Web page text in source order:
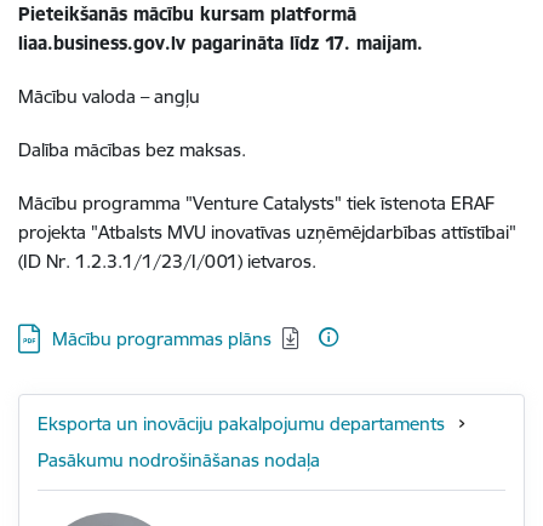
Pieteikšanās mācību kursam platformā
liaa.business.gov.lv pagarināta līdz 17. maijam.
Mācību valoda – angļu
Dalība mācības bez maksas.
Mācību programma "Venture Catalysts" tiek īstenota ERAF
projekta "Atbalsts MVU inovatīvas uzņēmējdarbības attīstībai"
(ID Nr. 1.2.3.1/1/23/I/001) ietvaros.
Lejupielādēt:
Mācību programmas plāns
Eksporta un inovāciju pakalpojumu departaments
Pasākumu nodrošināšanas nodaļa